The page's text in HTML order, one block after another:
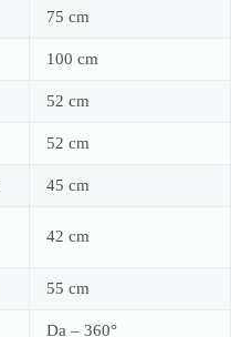
75 cm
100 cm
52 cm
52 cm
45 cm
42 cm
55 cm
Da – 360°